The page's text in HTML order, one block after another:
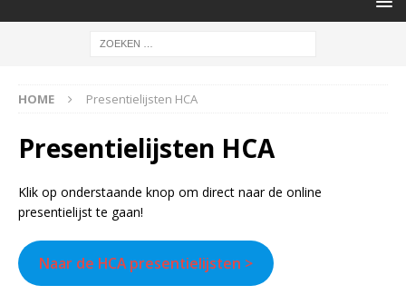
HOME Presentielijsten HCA
Presentielijsten HCA
Klik op onderstaande knop om direct naar de online
presentielijst te gaan!
Naar de HCA presentielijsten >